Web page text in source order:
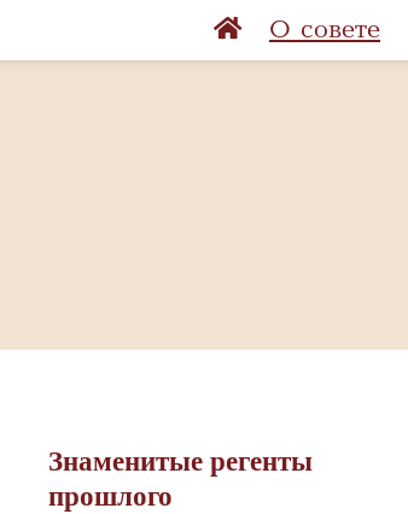
О совете
Знаменитые регенты
прошлого